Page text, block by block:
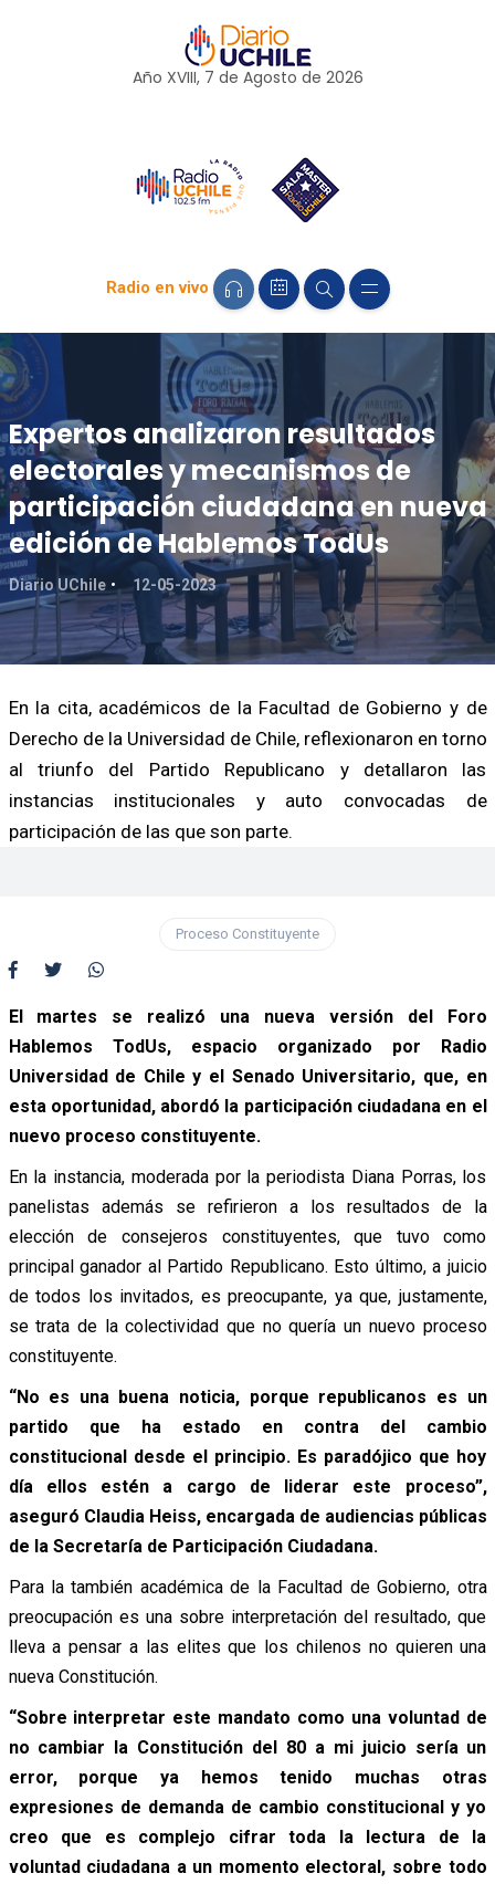
Año XVIII, 7 de Agosto de 2026
Radio en vivo
Expertos analizaron resultados
electorales y mecanismos de
participación ciudadana en nueva
edición de Hablemos TodUs
Diario UChile 12-05-2023
En la cita, académicos de la Facultad de Gobierno y de
Derecho de la Universidad de Chile, reflexionaron en torno
al triunfo del Partido Republicano y detallaron las
instancias institucionales y auto convocadas de
participación de las que son parte.
Proceso Constituyente
El martes se realizó una nueva versión del Foro
Hablemos TodUs, espacio organizado por Radio
Universidad de Chile y el Senado Universitario, que, en
esta oportunidad, abordó la participación ciudadana en el
nuevo proceso constituyente.
En la instancia, moderada por la periodista Diana Porras, los
panelistas además se refirieron a los resultados de la
elección de consejeros constituyentes, que tuvo como
principal ganador al Partido Republicano. Esto último, a juicio
de todos los invitados, es preocupante, ya que, justamente,
se trata de la colectividad que no quería un nuevo proceso
constituyente.
“No es una buena noticia, porque republicanos es un
partido que ha estado en contra del cambio
constitucional desde el principio. Es paradójico que hoy
día ellos estén a cargo de liderar este proceso”,
aseguró Claudia Heiss, encargada de audiencias públicas
de la Secretaría de Participación Ciudadana.
Para la también académica de la Facultad de Gobierno, otra
preocupación es una sobre interpretación del resultado, que
lleva a pensar a las elites que los chilenos no quieren una
nueva Constitución.
“Sobre interpretar este mandato como una voluntad de
no cambiar la Constitución del 80 a mi juicio sería un
error, porque ya hemos tenido muchas otras
expresiones de demanda de cambio constitucional y yo
creo que es complejo cifrar toda la lectura de la
voluntad ciudadana a un momento electoral, sobre todo